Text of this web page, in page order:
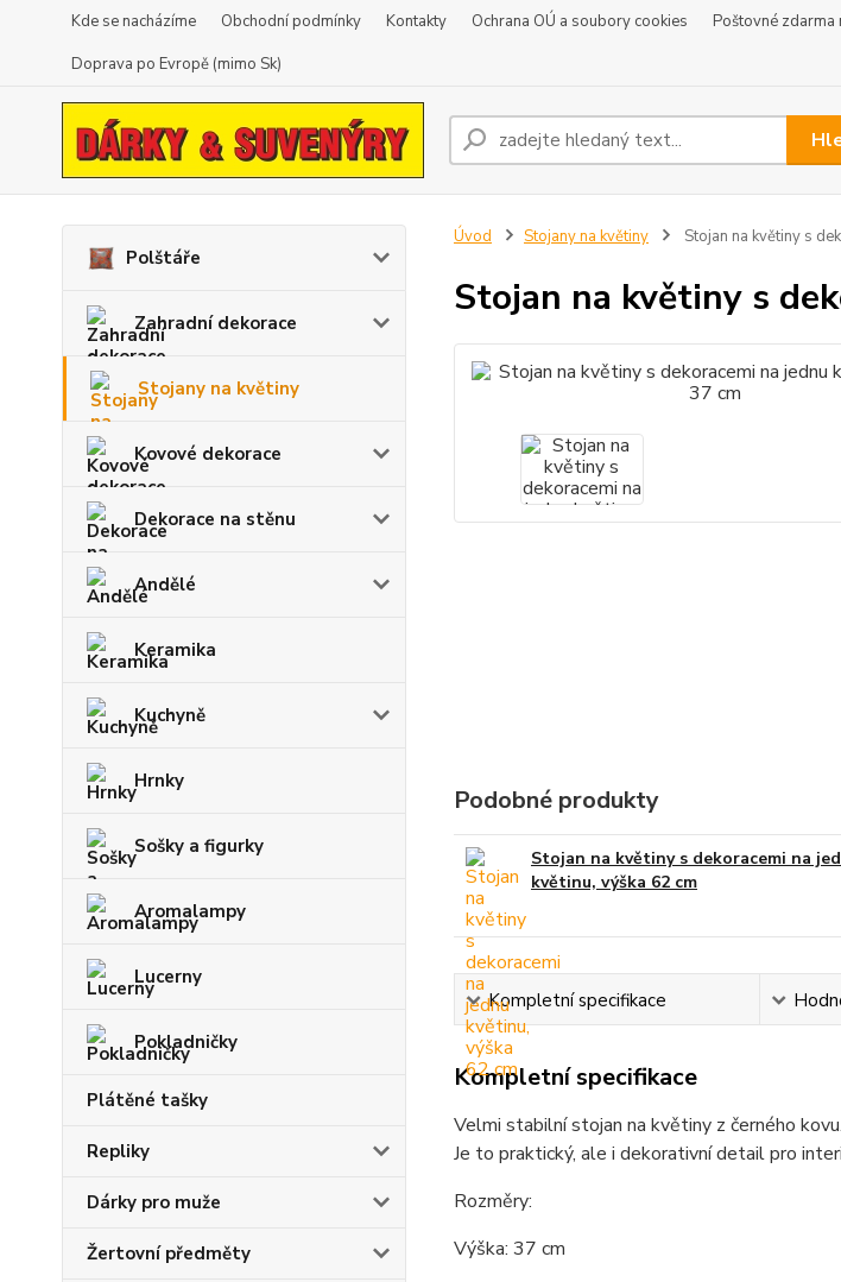
Kde se nacházíme Obchodní podmínky Kontakty Ochrana OÚ a soubory cookies Poštovné zdarma
Doprava po Evropě (mimo Sk)
Polštáře
Zahradní dekorace
Stojany na květiny
Kovové dekorace
Dekorace na stěnu
Andělé
Keramika
Kuchyně
Hrnky
Sošky a figurky
Aromalampy
Lucerny
Pokladničky
Plátěné tašky
Repliky
Dárky pro muže
Žertovní předměty
Úvod Stojany na květiny Stojan na květiny s
Stojan na květiny s
Podobné produkty
Stojan na květiny s dekoracemi na
květinu, výška 62 cm
Kompletní specifikace
Kompletní specifikace
Velmi stabilní stojan na květiny z černého kovu.
Je to praktický, ale i dekorativní detail pro
Rozměry:
Výška: 37 cm